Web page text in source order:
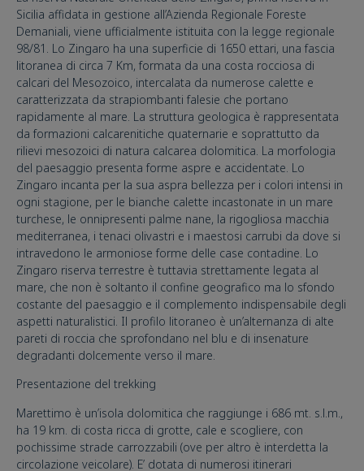
Sicilia affidata in gestione all’Azienda Regionale Foreste
Demaniali, viene ufficialmente istituita con la legge regionale
98/81. Lo Zingaro ha una superficie di 1650 ettari, una fascia
litoranea di circa 7 Km, formata da una costa rocciosa di
calcari del Mesozoico, intercalata da numerose calette e
caratterizzata da strapiombanti falesie che portano
rapidamente al mare. La struttura geologica è rappresentata
da formazioni calcarenitiche quaternarie e soprattutto da
rilievi mesozoici di natura calcarea dolomitica. La morfologia
del paesaggio presenta forme aspre e accidentate. Lo
Zingaro incanta per la sua aspra bellezza per i colori intensi in
ogni stagione, per le bianche calette incastonate in un mare
turchese, le onnipresenti palme nane, la rigogliosa macchia
mediterranea, i tenaci olivastri e i maestosi carrubi da dove si
intravedono le armoniose forme delle case contadine. Lo
Zingaro riserva terrestre è tuttavia strettamente legata al
mare, che non è soltanto il confine geografico ma lo sfondo
costante del paesaggio e il complemento indispensabile degli
aspetti naturalistici. Il profilo litoraneo è un’alternanza di alte
pareti di roccia che sprofondano nel blu e di insenature
degradanti dolcemente verso il mare.
Presentazione del trekking
Marettimo è un’isola dolomitica che raggiunge i 686 mt. s.l.m.,
ha 19 km. di costa ricca di grotte, cale e scogliere, con
pochissime strade carrozzabili (ove per altro è interdetta la
circolazione veicolare). E’ dotata di numerosi itinerari